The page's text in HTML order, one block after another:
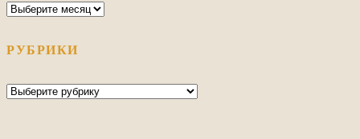
Архив
РУБРИКИ
Рубрики